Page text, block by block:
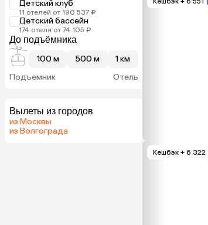
Детский клуб
11 отелей от 190 537 ₽
Детский бассейн
174 отеля от 74 105 ₽
До подъёмника
100 м
500 м
1 км
Подъемник
Отель
Вылеты из городов
из Москвы
из Волгограда
Кешбэк + 6 322